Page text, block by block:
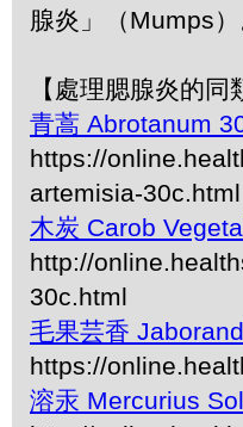
腺炎」（Mumps）
【處理腮腺炎的同
青蒿 Abrotanum
https://
artemisia-30c.html
木炭 Carob
http://
30c.html
毛果芸香
https://
溶汞 Mercurius